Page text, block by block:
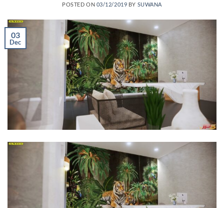
POSTED ON 03/12/2019 BY SUWANA
03
Dec